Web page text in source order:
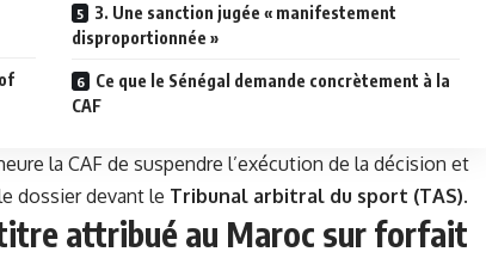
3. Une sanction jugée « manifestement
disproportionnée »
Ce que le Sénégal demande concrètement à la
CAF
la CAF de suspendre l’exécution de la décision et
dossier devant le Tribunal arbitral du sport (TAS).
titre attribué au Maroc sur forfait